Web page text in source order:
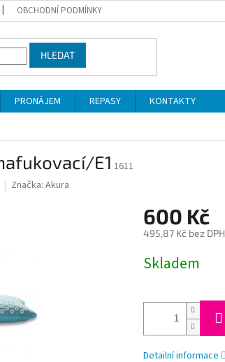
OBCHODNÍ PODMÍNKY
HLEDAT
PRONÁJEM REPASY
KONTAKTY
E1 1611
Značka: Akura
600 Kč
495,87 Kč bez DPH
cena:
Skladem
Detailní informace